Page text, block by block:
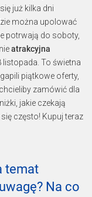
już kilka dni
można upolować
potrwają do soboty,
atrakcyjna
listopada. To świetna
piątkowe oferty,
zamówić dla
jakie czekają
często! Kupuj teraz
temat
Na co